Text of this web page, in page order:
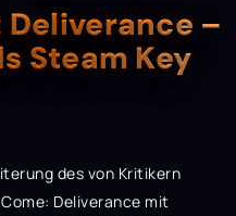
Deliverance –
Steam Key
des von Kritikern
Deliverance mit